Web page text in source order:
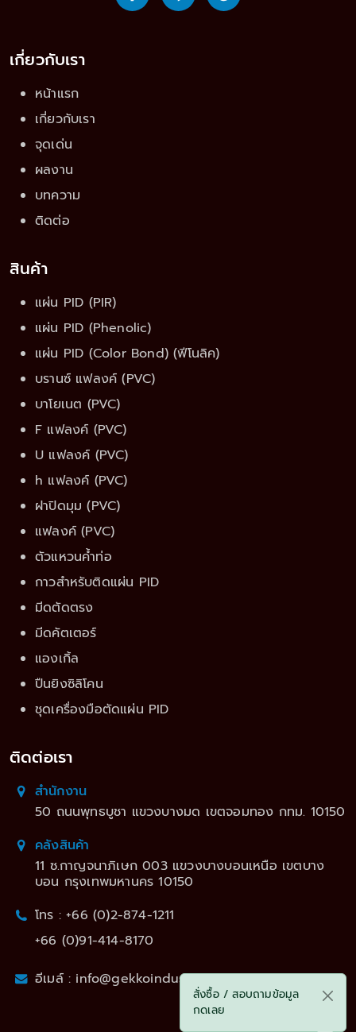
เกี่ยวกับเรา
หน้าแรก
เกี่ยวกับเรา
จุดเด่น
ผลงาน
บทความ
ติดต่อ
สินค้า
แผ่น PID (PIR)
แผ่น PID (Phenolic)
แผ่น PID (Color Bond) (ฟีโนลิค)
บรานซ์ แฟลงค์ (PVC)
บาโยเนต (PVC)
F แฟลงค์ (PVC)
U แฟลงค์ (PVC)
h แฟลงค์ (PVC)
ฝาปิดมุม (PVC)
แฟลงค์ (PVC)
ตัวแหวนค้ำท่อ
กาวสำหรับติดแผ่น PID
มีดตัดตรง
มีดคัตเตอร์
แองเกิ้ล
ปืนยิงซิลิโคน
ชุดเครื่องมือตัดแผ่น PID
ติดต่อเรา
สำนักงาน
50 ถนนพุทธบูชา แขวงบางมด เขตจอมทอง กทม. 10150
คลังสินค้า
11 ซ.กาญจนาภิเษก 003 แขวงบางบอนเหนือ เขตบาง
บอน กรุงเทพมหานคร 10150
โทร : +66 (0)2-874-1211
+66 (0)91-414-8170
อีเมล์ : info@gekkoindustries.net
สั่งซื้อ / สอบถามข้อมูล
กดเลย